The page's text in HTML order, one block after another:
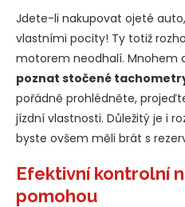
Jdete-li nakupovat ojeté
vlastními pocity! Ty totiž
motorem neodhalí. Mnohem
poznat stočené
pořádně prohlédněte,
jízdní vlastnosti. Důležitý je i
byste ovšem měli brát s
Efektivní kontrolní
pomohou